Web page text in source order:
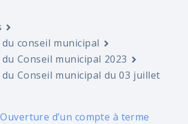
conseil municipal
Conseil municipal 2023
Conseil municipal du 03 juillet
d’un compte à terme